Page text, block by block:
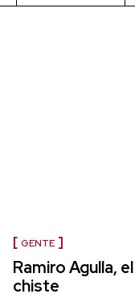
GENTE
Ramiro Agulla,
chiste